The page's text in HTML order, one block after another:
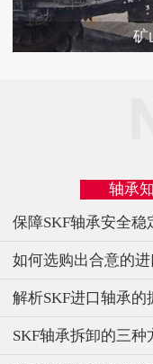
矿
轴承
如何选购出合意的
SKF轴承拆卸的三种